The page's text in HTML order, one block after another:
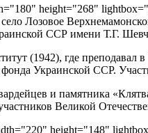
height="268"
Лозовое
ССР имени Т.Г.
(1942), где
фонда Украинской ССР.
и памятника
Великой
height="148"